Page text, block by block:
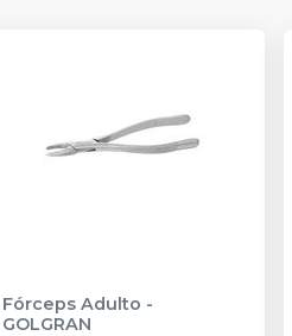
Fórceps Adulto -
GOLGRAN